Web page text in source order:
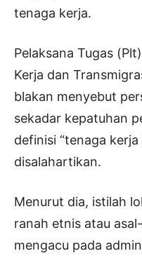
tenaga kerja.
Pelaksana Tugas
Kerja dan
blakan menyebut
sekadar kepatuhan
definisi “tenaga
disalahartikan.
Menurut dia, istilah
ranah etnis atau
mengacu pada